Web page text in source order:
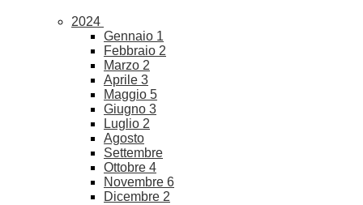
2024
Gennaio 1
Febbraio 2
Marzo 2
Aprile 3
Maggio 5
Giugno 3
Luglio 2
Agosto
Settembre
Ottobre 4
Novembre 6
Dicembre 2